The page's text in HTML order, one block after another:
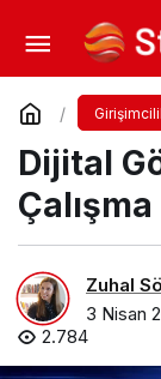
Dijital
Zuhal
3 Nisan
2.784
Yorum Yap